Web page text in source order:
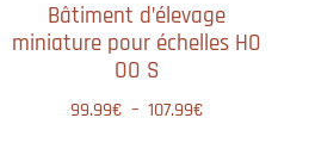
Bâtiment d’élevage
miniature pour échelles HO
OO S
99.99€ – 107.99€